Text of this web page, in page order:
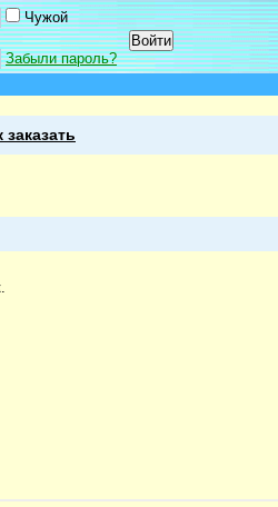
Чужой
Забыли пароль?
заказать